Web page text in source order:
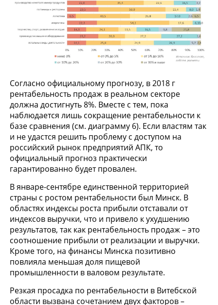
Согласно официальному прогнозу, в 2018 г
рентабельность продаж в реальном секторе
должна достигнуть 8%. Вместе с тем, пока
наблюдается лишь сокращение рентабельности к
базе сравнения (см. диаграмму 6). Если властям так
и не удастся решить проблему с доступом на
российский рынок предприятий АПК, то
официальный прогноз практически
гарантированно будет провален.
В январе-сентябре единственной территорией
страны с ростом рентабельности был Минск. В
областях индексы роста прибыли отставали от
индексов выручки, что и привело к ухудшению
результатов, так как рентабельность продаж – это
соотношение прибыли от реализации и выручки.
Кроме того, на финансы Минска позитивно
повлияла меньшая доля пищевой
промышленности в валовом результате.
Резкая просадка по рентабельности в Витебской
области вызвана сочетанием двух факторов –